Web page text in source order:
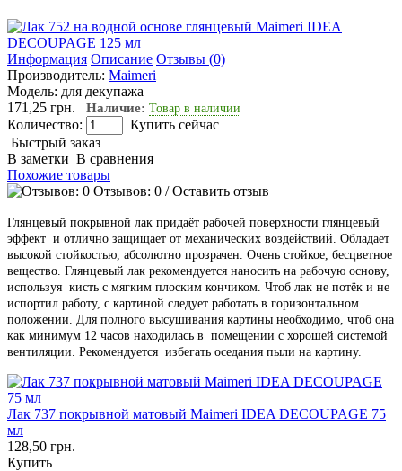
Информация Описание Отзывы (0)
Производитель: Maimeri
Модель: для декупажа
171,25 грн. Наличие: Товар в наличии
Количество:
Купить сейчас
Быстрый заказ
В заметки В сравнения
Похожие товары
Отзывов: 0 /Оставить отзыв
Глянцевый покрывной лак придаёт рабочей поверхности глянцевый
эффект и отлично защищает от механических воздействий. Обладает
высокой стойкостью, абсолютно прозрачен. Очень стойкое, бесцветное
вещество. Глянцевый лак рекомендуется наносить на рабочую основу,
используя кисть с мягким плоским кончиком. Чтоб лак не потёк и не
испортил работу, с картиной следует работать в горизонтальном
положении. Для полного высушивания картины необходимо, чтоб она
как минимум 12 часов находилась в помещении с хорошей системой
вентиляции. Рекомендуется избегать оседания пыли на картину.
Лак 737 покрывной матовый Maimeri IDEA DECOUPAGE 75
мл
128,50 грн.
Купить